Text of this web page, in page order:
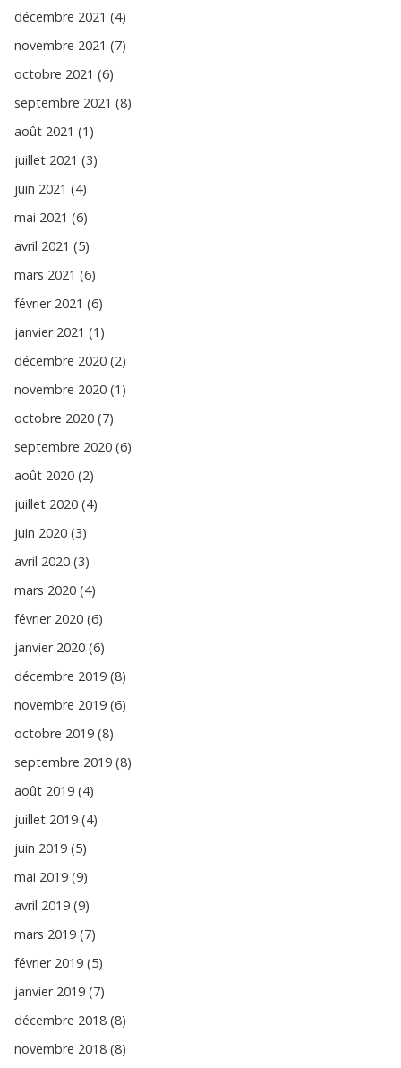
décembre 2021 (4)
novembre 2021 (7)
octobre 2021 (6)
septembre 2021 (8)
août 2021 (1)
juillet 2021 (3)
juin 2021 (4)
mai 2021 (6)
avril 2021 (5)
mars 2021 (6)
février 2021 (6)
janvier 2021 (1)
décembre 2020 (2)
novembre 2020 (1)
octobre 2020 (7)
septembre 2020 (6)
août 2020 (2)
juillet 2020 (4)
juin 2020 (3)
avril 2020 (3)
mars 2020 (4)
février 2020 (6)
janvier 2020 (6)
décembre 2019 (8)
novembre 2019 (6)
octobre 2019 (8)
septembre 2019 (8)
août 2019 (4)
juillet 2019 (4)
juin 2019 (5)
mai 2019 (9)
avril 2019 (9)
mars 2019 (7)
février 2019 (5)
janvier 2019 (7)
décembre 2018 (8)
novembre 2018 (8)